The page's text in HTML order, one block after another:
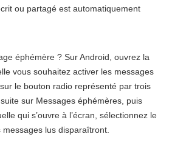
ou partagé est automatiquement
éphémère ? Sur Android, ouvrez la
vous souhaitez activer les messages
le bouton radio représenté par trois
sur Messages éphémères, puis
qui s’ouvre à l’écran, sélectionnez le
lus disparaîtront.